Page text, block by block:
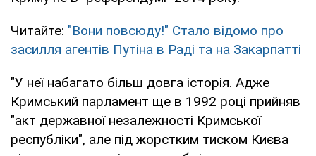
Читайте: "Вони повсюду!" Стало відомо про
засилля агентів Путіна в Раді та на Закарпатті
"У неї набагато більш довга історія. Адже
Кримський парламент ще в 1992 році прийняв
"акт державної незалежності Кримської
республіки", але під жорстким тиском Києва